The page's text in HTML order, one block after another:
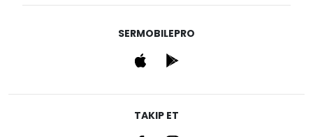
SERMOBILEPRO
TAKIP ET